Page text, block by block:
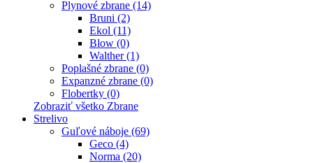
Plynové zbrane (14)
Bruni (2)
Ekol (11)
Blow (0)
Walther (1)
Poplašné zbrane (0)
Expanzné zbrane (0)
Flobertky (0)
Zobraziť všetko Zbrane
Strelivo
Guľové náboje (69)
Geco (4)
Norma (20)